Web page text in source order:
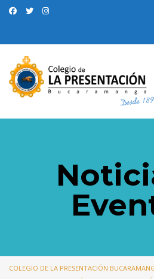
COLEGIO DE LA PRESENTACIÓN